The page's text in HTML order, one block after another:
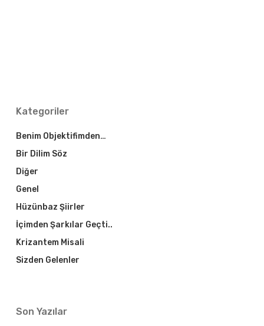
Kategoriler
Benim Objektifimden…
Bir Dilim Söz
Diğer
Genel
Hüzünbaz Şiirler
İçimden Şarkılar Geçti..
Krizantem Misali
Sizden Gelenler
Son Yazılar